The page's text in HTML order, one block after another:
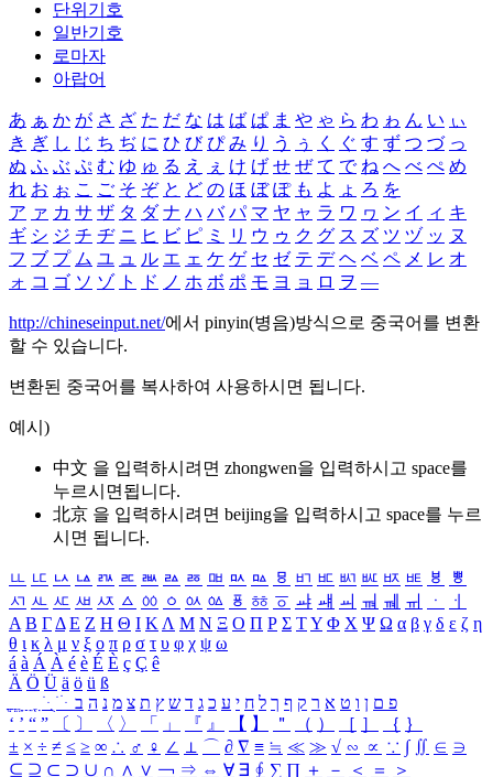
단위기호
일반기호
로마자
아랍어
あ ぁ か が さ ざ た だ な は ば ぱ ま や ゃ ら わ ゎ ん い ぃ
き ぎ し じ ち ぢ に ひ び ぴ み り う ぅ く ぐ す ず つ づ っ
ぬ ふ ぶ ぷ む ゆ ゅ る え ぇ け げ せ ぜ て で ね へ べ ぺ め
れ お ぉ こ ご そ ぞ と ど の ほ ぼ ぽ も よ ょ ろ を
ア ァ カ サ ザ タ ダ ナ ハ バ パ マ ヤ ャ ラ ワ ヮ ン イ ィ キ
ギ シ ジ チ ヂ ニ ヒ ビ ピ ミ リ ウ ゥ ク グ ス ズ ツ ヅ ッ ヌ
フ ブ プ ム ユ ュ ル エ ェ ケ ゲ セ ゼ テ デ ヘ ベ ペ メ レ オ
ォ コ ゴ ソ ゾ ト ド ノ ホ ボ ポ モ ヨ ョ ロ ヲ ―
http://chineseinput.net/에서 pinyin(병음)방식으로 중국어를 변환
할 수 있습니다.
변환된 중국어를 복사하여 사용하시면 됩니다.
예시)
中文 을 입력하시려면 zhongwen을 입력하시고 space를
누르시면됩니다.
北京 을 입력하시려면 beijing을 입력하시고 space를 누르
시면 됩니다.
ㅥ ㅦ ㅧ ㅨ ㅩ ㅪ ㅫ ㅬ ㅭ ㅮ ㅯ ㅰ ㅱ ㅲ ㅳ ㅴ ㅵ ㅶ ㅷ ㅸ
ㅹ
ㅺ ㅻ ㅼ ㅽ ㅾ ㅿ ㆀ ㆁ ㆂ ㆃ ㆄ ㆅ ㆆ ㆇ ㆈ ㆉ ㆊ ㆋ ㆌ ㆍ
ㆎ
Α Β ΓΔ Ε Ζ Η Θ Ι ΚΛ Μ Ν Ξ Ο Π Ρ Σ ΤΥ Φ Χ Ψ Ω α β γ δ ε ζ η
θ ι κ λ μ ν ξ ο π ρ σ τ υ φ χ ψ ω
á à Á À é è É È ç Ç ê
Ä Ö Ü ä ö ü ß
ִֶֹ ֻּ ׁׂ פ ם ן ו ט א ר ק ף ך ל ח י ע כ ג ד ש ץ ת צ מ נ ה ב
‘ ’ “ ” 〔 〕 〈 〉 「 」 『 』 【 】 ＂ （ ） ［ ］ ｛ ｝
± × ÷ ≠ ≤ ≥ ∞ ∴ ♂ ♀ ∠ ⊥ ⌒ ∂ ∇ ≡ ≒ ≪ ≫ √ ∽ ∝ ∵ ∫ ∬ ∈ ∋
⊆ ⊇ ⊂ ⊃ ∪ ∩ ∧ ∨ ￢ ⇒ ⇔ ∀ ∃ ∮ ∑ ∏ ＋ － ＜ ＝
＞